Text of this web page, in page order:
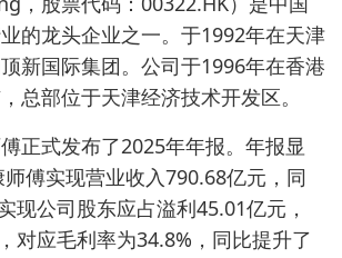
的龙头企业之一。于1992年在天津
新国际集团。公司于1996年在香港
总部位于天津经济技术开发区。
正式发布了2025年年报。年报显
傅实现营业收入790.68亿元，同
现公司股东应占溢利45.01亿元，
对应毛利率为34.8%，同比提升了